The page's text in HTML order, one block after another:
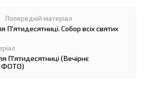
П'ятидесятниці. Собор всіх святих
П'ятидесятниці (Вечірнє
ФОТО)